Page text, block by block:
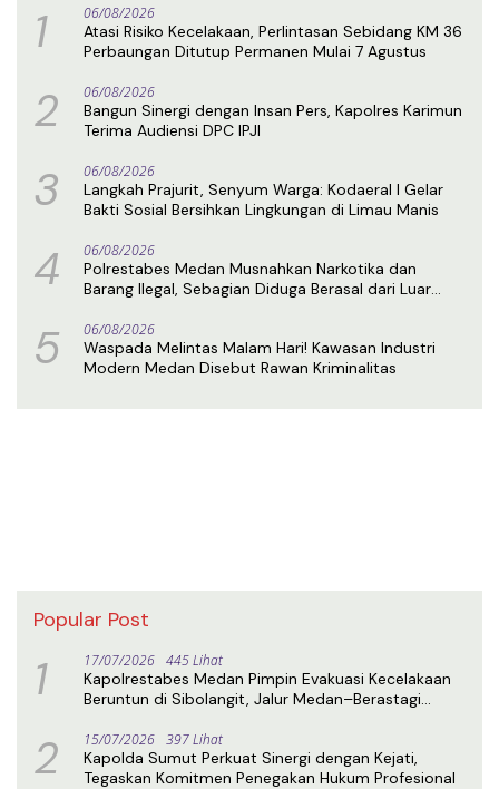
1 06/08/2026
Atasi Risiko Kecelakaan, Perlintasan Sebidang KM 36
Perbaungan Ditutup Permanen Mulai 7 Agustus
2 06/08/2026
Bangun Sinergi dengan Insan Pers, Kapolres Karimun
Terima Audiensi DPC IPJI
3 06/08/2026
Langkah Prajurit, Senyum Warga: Kodaeral I Gelar
Bakti Sosial Bersihkan Lingkungan di Limau Manis
4 06/08/2026
Polrestabes Medan Musnahkan Narkotika dan
Barang Ilegal, Sebagian Diduga Berasal dari Luar
5 06/08/2026
Waspada Melintas Malam Hari! Kawasan Industri
Modern Medan Disebut Rawan Kriminalitas
Popular Post
1 17/07/2026 445 Lihat
Kapolrestabes Medan Pimpin Evakuasi Kecelakaan
Beruntun di Sibolangit, Jalur Medan–Berastagi
2 15/07/2026 397 Lihat
Kapolda Sumut Perkuat Sinergi dengan Kejati,
Tegaskan Komitmen Penegakan Hukum Profesional